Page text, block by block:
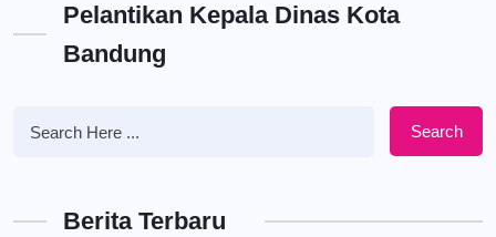
Pelantikan Kepala Dinas Kota
Bandung
Search
Berita Terbaru